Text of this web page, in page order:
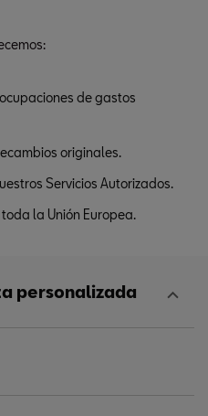
de gastos
originales.
Servicios Autorizados.
la Unión Europea.
personalizada